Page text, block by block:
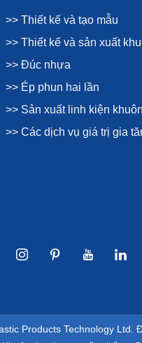
>> Thiết kế và tạo mẫu
>> Thiết kế và sản xuất
>> Đúc nhựa
>> Ép phun hai lần
>> Sản xuất linh kiện
>> Các dịch vụ giá trị gia
Products Technology Ltd.